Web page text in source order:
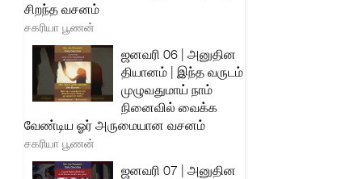
சிறந்த வசனம்
சகரியா பூணன்
ஜனவரி 06 | அனுதின
தியானம் | இந்த வருடம்
முழுவதுமாய் நாம்
நினைவில் வைக்க
வேண்டிய ஓர் அருமையான வசனம்
சகரியா பூணன்
ஜனவரி 07 | அனுதின